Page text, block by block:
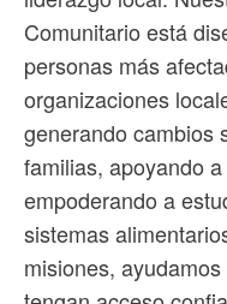
Comunitario está
personas más
organizaciones
generando cambios
familias, apoyando
empoderando a
sistemas
misiones,